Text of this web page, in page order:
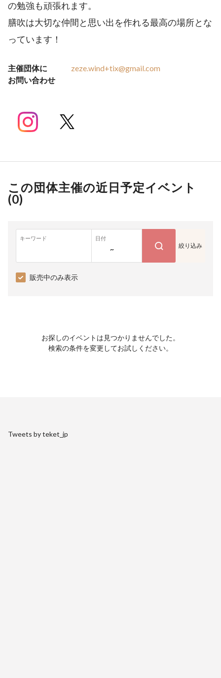
の勉強も頑張れます。
膳吹は大切な仲間と思い出を作れる最高の場所とな
っています！
主催団体に
お問い合わせ
zeze.wind+tix@gmail.com
この団体主催の近日予定イベント
(0)
キーワード 日付
~ 絞り込み
販売中のみ表示
お探しのイベントは見つかりませんでした。
検索の条件を変更してお試しください。
Tweets by teket_jp